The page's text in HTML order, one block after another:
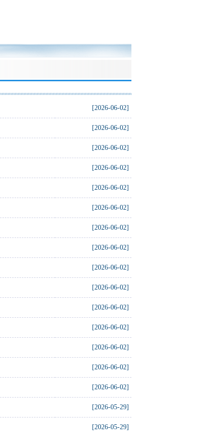
[2026-06-02]
[2026-06-02]
[2026-06-02]
[2026-06-02]
[2026-06-02]
[2026-06-02]
[2026-06-02]
[2026-06-02]
[2026-06-02]
[2026-06-02]
[2026-06-02]
[2026-06-02]
[2026-06-02]
[2026-06-02]
[2026-06-02]
[2026-05-29]
[2026-05-29]